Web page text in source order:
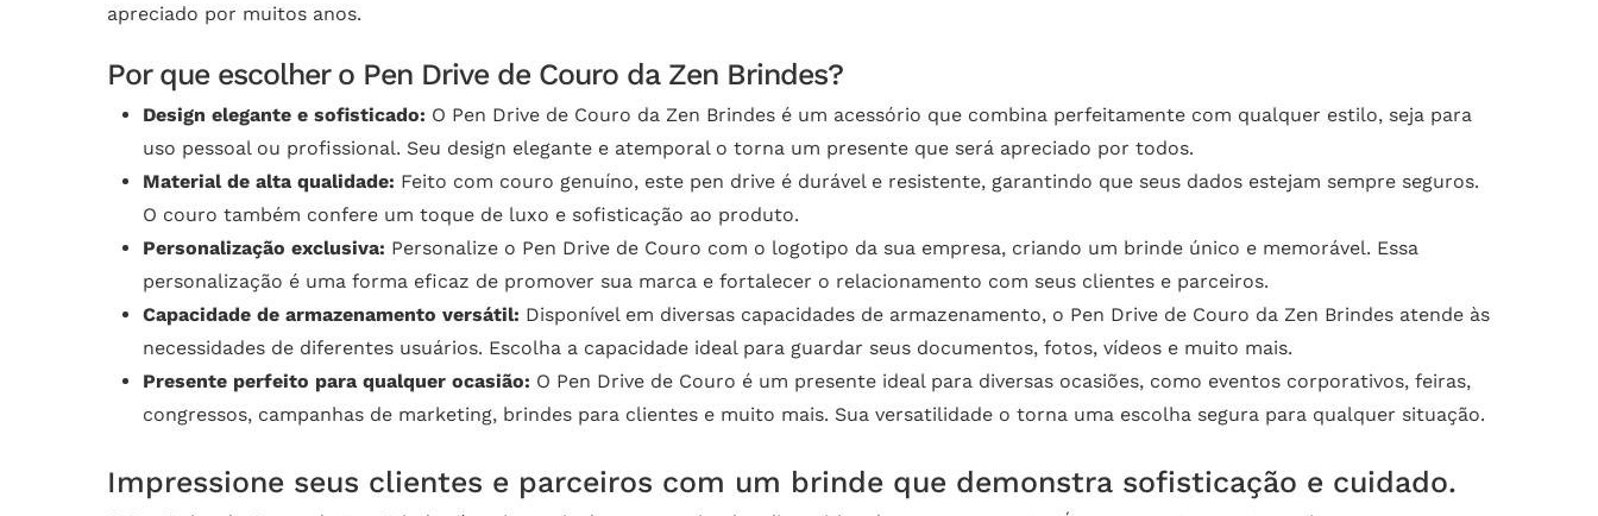
apreciado por muitos anos.
Por que escolher o Pen Drive de Couro da Zen Brindes?
Design elegante e sofisticado: O Pen Drive de Couro da Zen Brindes é um acessório que combina perfeitamente com qualquer estilo, seja para
uso pessoal ou profissional. Seu design elegante e atemporal o torna um presente que será apreciado por todos.
Material de alta qualidade: Feito com couro genuíno, este pen drive é durável e resistente, garantindo que seus dados estejam sempre seguros.
O couro também confere um toque de luxo e sofisticação ao produto.
Personalização exclusiva: Personalize o Pen Drive de Couro com o logotipo da sua empresa, criando um brinde único e memorável. Essa
personalização é uma forma eficaz de promover sua marca e fortalecer o relacionamento com seus clientes e parceiros.
Capacidade de armazenamento versátil: Disponível em diversas capacidades de armazenamento, o Pen Drive de Couro da Zen Brindes atende às
necessidades de diferentes usuários. Escolha a capacidade ideal para guardar seus documentos, fotos, vídeos e muito mais.
Presente perfeito para qualquer ocasião: O Pen Drive de Couro é um presente ideal para diversas ocasiões, como eventos corporativos, feiras,
congressos, campanhas de marketing, brindes para clientes e muito mais. Sua versatilidade o torna uma escolha segura para qualquer situação.
Impressione seus clientes e parceiros com um brinde que demonstra sofisticação e cuidado.